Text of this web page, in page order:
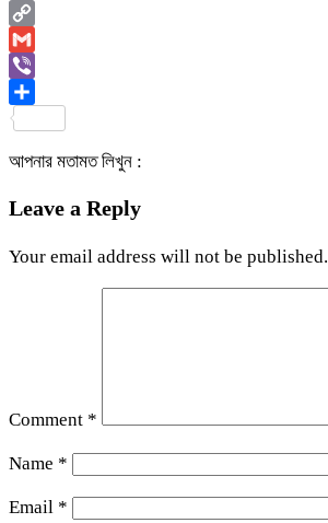
Email
Copy
Link
Gmail
Viber
আপনার মতামত লিখুন :
Leave a Reply
Your email address will not be published.
Comment *
Name *
Email *